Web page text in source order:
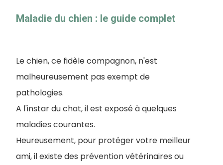
Maladie du chien : le guide complet
Le chien, ce fidèle compagnon, n'est
malheureusement pas exempt de
pathologies.
A l'instar du chat, il est exposé à quelques
maladies courantes.
Heureusement, pour protéger votre meilleur
ami, il existe des prévention vétérinaires ou